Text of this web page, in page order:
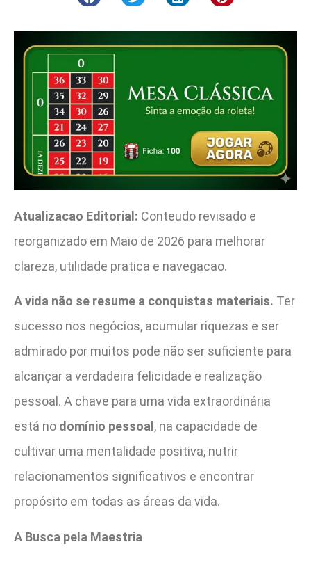
Atualizacao Editorial: Conteudo revisado e
reorganizado em Maio de 2026 para melhorar
clareza, utilidade pratica e navegacao.
A vida não se resume a conquistas materiais. Ter
sucesso nos negócios, acumular riquezas e ser
admirado por muitos pode não ser suficiente para
alcançar a verdadeira felicidade e realização
pessoal. A chave para uma vida extraordinária
está no domínio pessoal , na capacidade de
cultivar uma mentalidade positiva, nutrir
relacionamentos significativos e encontrar
propósito em todas as áreas da vida.
A Busca pela Maestria